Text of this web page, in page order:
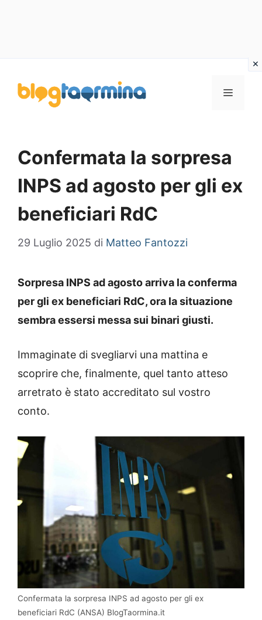
contenuto
MENU
Confermata la sorpresa
INPS ad agosto per gli ex
beneficiari RdC
29 Luglio 2025 di Matteo Fantozzi
Sorpresa INPS ad agosto arriva la conferma
per gli ex beneficiari RdC, ora la situazione
sembra essersi messa sui binari giusti.
Immaginate di svegliarvi una mattina e
scoprire che, finalmente, quel tanto atteso
arretrato è stato accreditato sul vostro
conto.
Confermata la sorpresa INPS ad agosto per gli ex
beneficiari RdC (ANSA) BlogTaormina.it